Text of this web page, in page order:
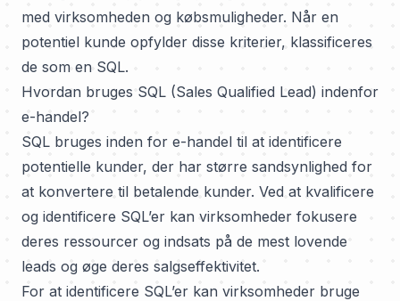
med virksomheden og købsmuligheder. Når en
potentiel kunde opfylder disse kriterier, klassificeres
de som en SQL.
Hvordan bruges SQL (Sales Qualified Lead) indenfor
e-handel?
SQL bruges inden for e-handel til at identificere
potentielle kunder, der har større sandsynlighed for
at konvertere til betalende kunder. Ved at kvalificere
og identificere SQL’er kan virksomheder fokusere
deres ressourcer og indsats på de mest lovende
leads og øge deres salgseffektivitet.
For at identificere SQL’er kan virksomheder bruge